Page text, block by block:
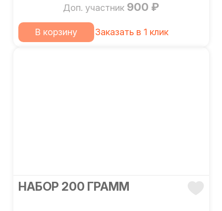
Доп. участник 900 ₽
В корзину Заказать в 1 клик
НАБОР 200 ГРАММ